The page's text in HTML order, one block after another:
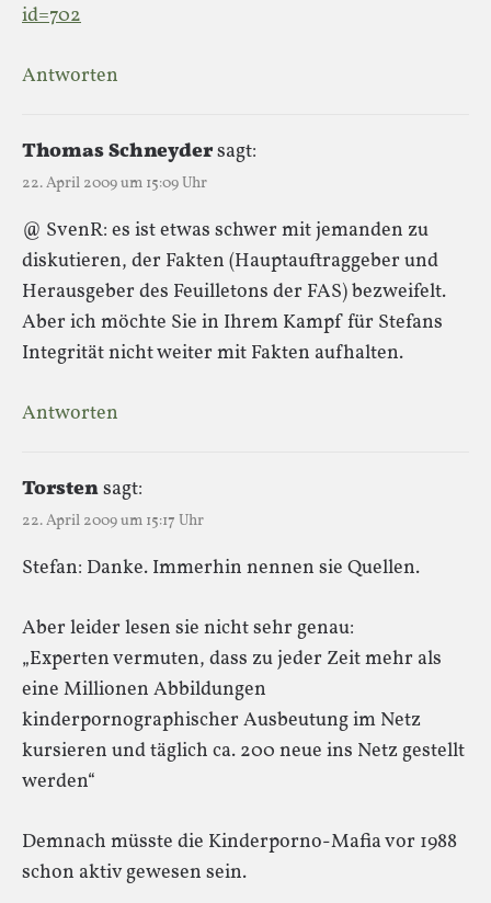
id=702
Antworten
Thomas Schneydersagt:
22. April 2009 um 15:09 Uhr
@ SvenR: es ist etwas schwer mit jemanden zu
diskutieren, der Fakten (Hauptauftraggeber und
Herausgeber des Feuilletons der FAS) bezweifelt.
Aber ich möchte Sie in Ihrem Kampf für Stefans
Integrität nicht weiter mit Fakten aufhalten.
Antworten
Torstensagt:
22. April 2009 um 15:17 Uhr
Stefan: Danke. Immerhin nennen sie Quellen.
Aber leider lesen sie nicht sehr genau:
„Experten vermuten, dass zu jeder Zeit mehr als
eine Millionen Abbildungen
kinderpornographischer Ausbeutung im Netz
kursieren und täglich ca. 200 neue ins Netz gestellt
werden“
Demnach müsste die Kinderporno-Mafia vor 1988
schon aktiv gewesen sein.